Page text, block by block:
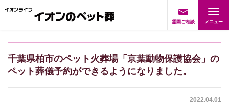
霊園ご相談
千葉県柏市のペット火葬場「京葉動物保護協会」の
ペット葬儀予約ができるようになりました。
2022.04.01